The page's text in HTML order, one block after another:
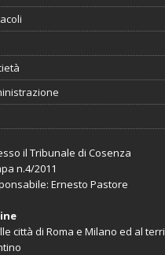
il Tribunale di Cosenza
n.4/2011
Ernesto Pastore
città di Roma e Milano ed al